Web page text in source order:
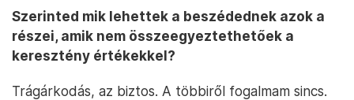
Szerinted mik lehettek a beszédednek azok a
részei, amik nem összeegyeztethetőek a
keresztény értékekkel?
Trágárkodás, az biztos. A többiről fogalmam sincs.